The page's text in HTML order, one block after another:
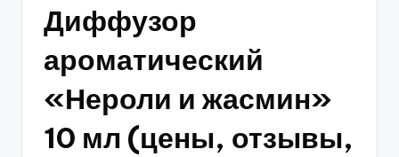
Диффузор
ароматический
«Нероли и жасмин»
10 мл (цены, отзывы,